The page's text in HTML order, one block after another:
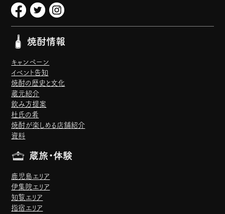
焼酎情報
キャンペーン
イベント告知
焼酎の歴史と文化
蔵元紹介
飲み方提案
杜氏の肴
焼酎が楽しめる店舗紹介
資料
蔵旅・体験
鹿児島エリア
伊集院エリア
知覧エリア
指宿エリア